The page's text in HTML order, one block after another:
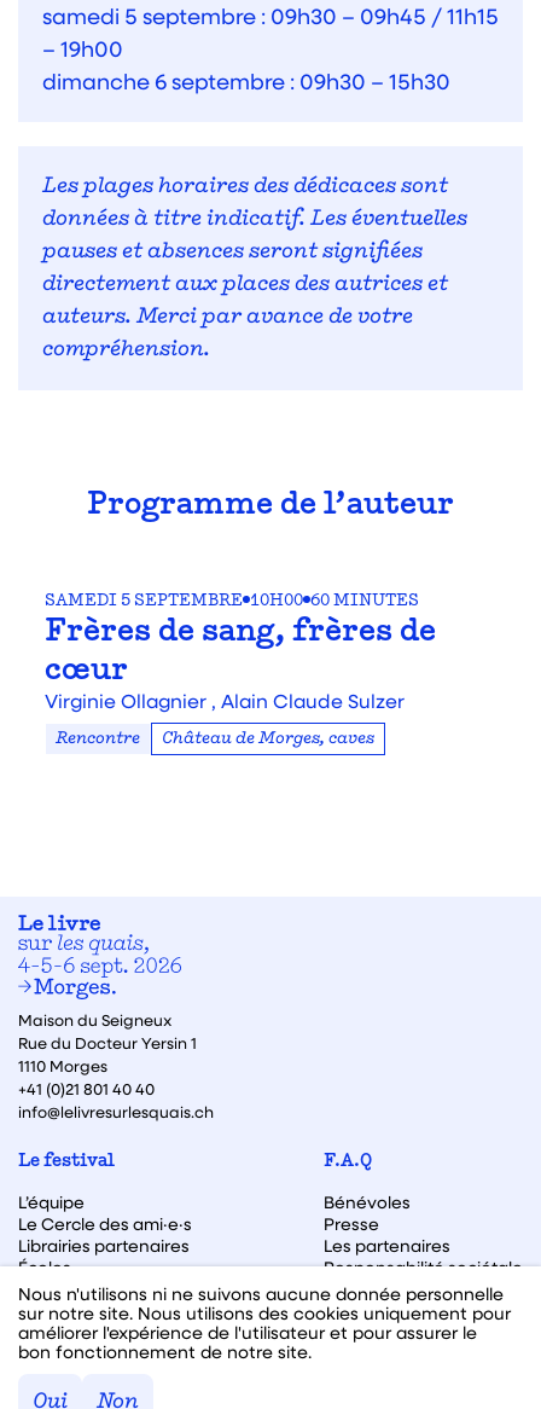
samedi 5 septembre : 09h30 – 09h45 / 11h15
– 19h00
dimanche 6 septembre : 09h30 – 15h30
Les plages horaires des dédicaces sont
données à titre indicatif. Les éventuelles
pauses et absences seront signifiées
directement aux places des autrices et
auteurs. Merci par avance de votre
compréhension.
Programme de l’auteur
SAMEDI 5 SEPTEMBRE 10H00 60 MINUTES
Frères de sang, frères de
cœur
Virginie Ollagnier , Alain Claude Sulzer
Rencontre Château de Morges, caves
Maison du Seigneux
Rue du Docteur Yersin 1
1110 Morges
+41 (0)21 801 40 40
info@lelivresurlesquais.ch
Le festival
L’équipe
Le Cercle des ami·e·s
Librairies partenaires
Écoles
F.A.Q
Bénévoles
Presse
Les partenaires
Responsabilité sociétale
Archive des éditions
Archive des autrices et auteurs
Nous n'utilisons ni ne suivons aucune donnée personnelle
sur notre site. Nous utilisons des cookies uniquement pour
améliorer l'expérience de l'utilisateur et pour assurer le
bon fonctionnement de notre site.
Oui Non